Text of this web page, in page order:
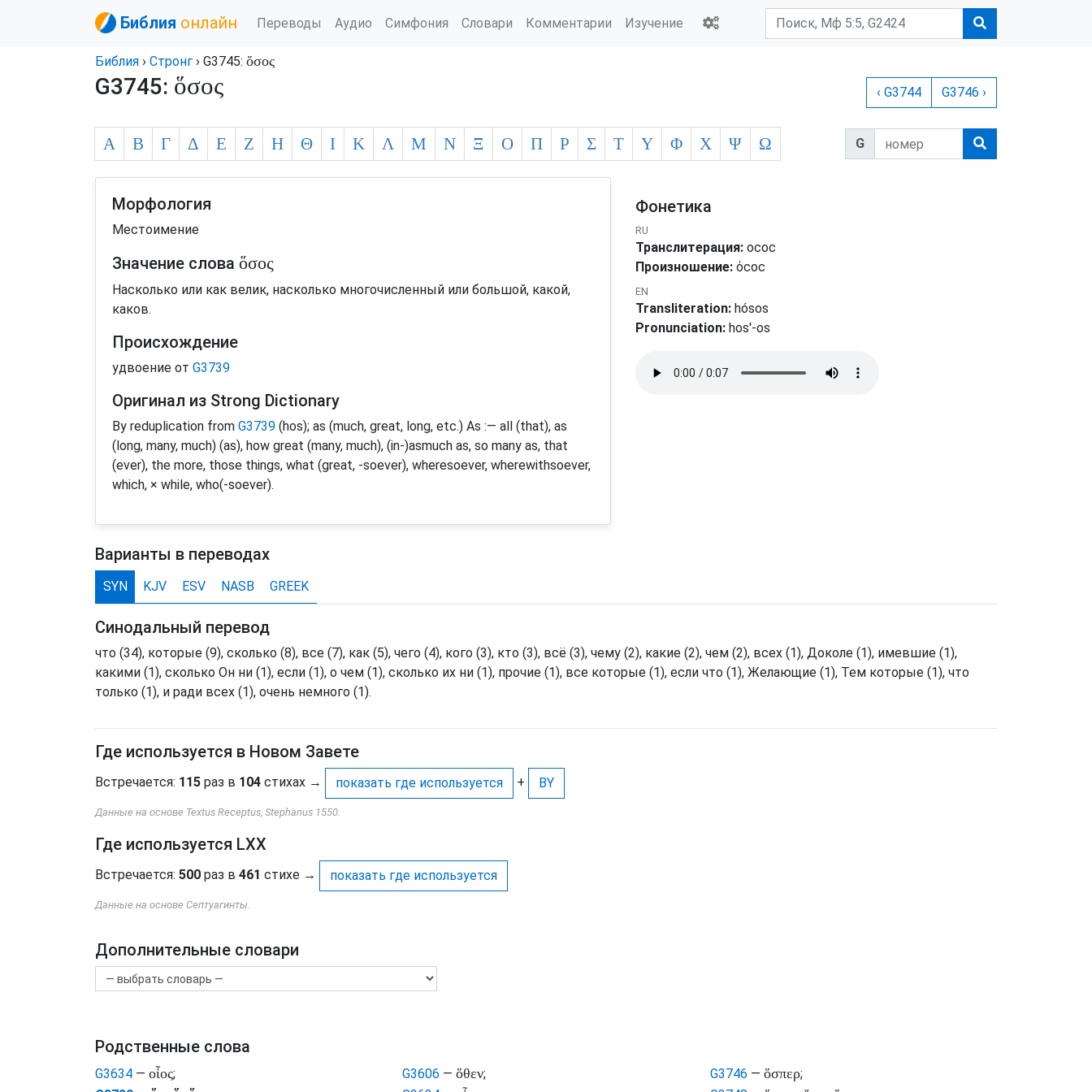
Библия онлайн Переводы Аудио Симфония Словари Комментарии Изучение
Библия › Стронг › G3745: ὅσος
G3745: ὅσος ‹ G3744 G3746 ›
Α Β Γ Δ Ε Ζ Η Θ Ι Κ Λ Μ Ν Ξ Ο Π Ρ Σ Τ Υ Φ Χ Ψ Ω G
Морфология
Местоимение
Значение слова ὅσος
Насколько или как велик, насколько многочисленный или большой, какой,
каков.
Происхождение
удвоение от G3739
Оригинал из Strong Dictionary
By reduplication from G3739 (hos); as (much, great, long, etc.) As :— all (that), as
(long, many, much) (as), how great (many, much), (in-)asmuch as, so many as, that
(ever), the more, those things, what (great, -soever), wheresoever, wherewithsoever,
which, × while, who(-soever).
Фонетика
RU
Транслитерация: осос
Произношение: όсοс
EN
Transliteration: hósos
Pronunciation: hos'-os
Варианты в переводах
SYN KJV ESV NASB GREEK
Синодальный перевод
что (34), которые (9), сколько (8), все (7), как (5), чего (4), кого (3), кто (3), всё (3), чему (2), какие (2), чем (2), всех (1), Доколе (1), имевшие (1),
какими (1), сколько Он ни (1), если (1), о чем (1), сколько их ни (1), прочие (1), все которые (1), если что (1), Желающие (1), Тем которые (1), что
только (1), и ради всех (1), очень немного (1).
Где используется в Новом Завете
Встречается: 115 раз в 104 стихах → показать где используется + BY
Данные на основе Textus Receptus, Stephanus 1550.
Где используется LXX
Встречается: 500 раз в 461 стихе → показать где используется
Данные на основе Септуагинты.
Дополнительные словари
Родственные слова
G3634 — οἷος;
G3606 —ὅθεν;
G3746 — ὅσπερ;